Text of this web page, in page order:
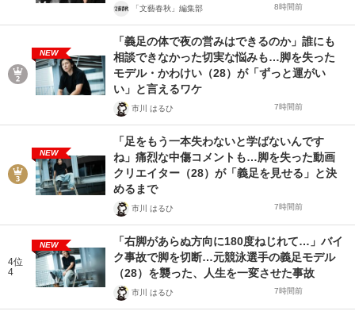
「文藝春秋」編集部 8時間前
NEW
「義足の体で夜の営みはできるのか」誰にも
相談できなかった切実な悩みも…脚を失った
モデル・かわけい（28）が「ずっと運がい
い」と言えるワケ
市川 はるひ 7時間前
NEW
「足をもう一本失わないと学ばないんです
ね」痛烈な中傷コメントも…脚を失った動画
クリエイター（28）が「義足を見せる」と決
めるまで
市川 はるひ 7時間前
4位
4
NEW
「右脚があらぬ方向に180度ねじれて…」バイ
ク事故で脚を切断…元競泳選手の義足モデル
（28）を襲った、人生を一変させた事故
市川 はるひ 7時間前